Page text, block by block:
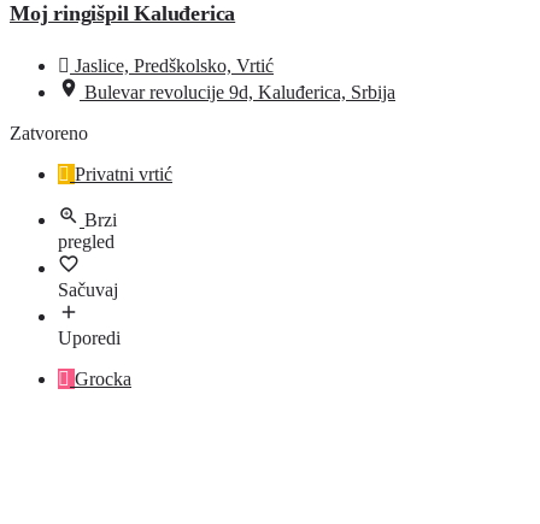
Moj ringišpil Kaluđerica
Jaslice, Predškolsko, Vrtić
Bulevar revolucije 9d, Kaluđerica, Srbija
Zatvoreno
Privatni vrtić
Brzi
pregled
Sačuvaj
Uporedi
Grocka